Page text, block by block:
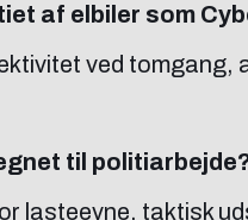
af elbiler som
ved
til
lasteevne, taktisk